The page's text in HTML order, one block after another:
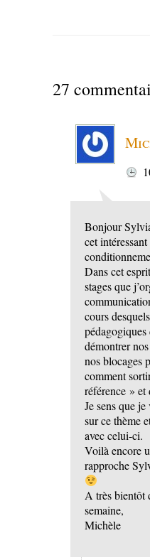
27
Bonjour
cet
Dans cet
stages que
cours
démontrer
nos blocages
comment
référence » et
Je sens que
sur ce thème
avec celui-ci.
Voilà encore
rapproche
A très bientôt
semaine,
Michèle